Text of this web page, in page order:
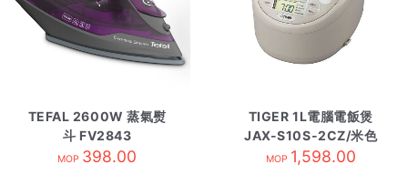
TEFAL 2600W 蒸氣熨
斗 FV2843
MOP 398.00
TIGER 1L電腦電飯煲
JAX-S10S-2CZ/米色
MOP 1,598.00